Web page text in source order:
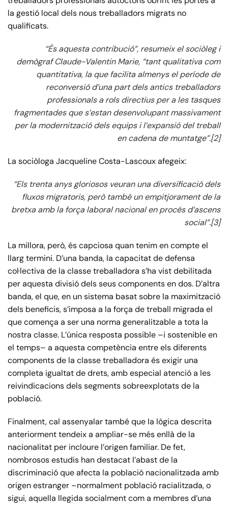
la gestió local dels nous treballadors migrats no
qualificats.
“És aquesta contribució”, resumeix el sociòleg i
demògraf Claude-Valentin Marie, “tant qualitativa com
quantitativa, la que facilita almenys el període de
reconversió d’una part dels antics treballadors
professionals a rols directius per a les tasques
fragmentades que s’estan desenvolupant massivament
per la modernització dels equips i l’expansió del treball
en cadena de muntatge”.[2]
La sociòloga Jacqueline Costa-Lascoux afegeix:
“Els trenta anys gloriosos veuran una diversificació dels
fluxos migratoris, però també un empitjorament de la
bretxa amb la força laboral nacional en procés d’ascens
social”.[3]
La millora, però, és capciosa quan tenim en compte el
llarg termini. D’una banda, la capacitat de defensa
col·lectiva de la classe treballadora s’ha vist debilitada
per aquesta divisió dels seus components en dos. D’altra
banda, el que, en un sistema basat sobre la maximització
dels beneficis, s’imposa a la força de treball migrada el
que comença a ser una norma generalitzable a tota la
nostra classe. L’única resposta possible –i sostenible en
el temps– a aquesta competència entre els diferents
components de la classe treballadora és exigir una
completa igualtat de drets, amb especial atenció a les
reivindicacions dels segments sobreexplotats de la
població.
Finalment, cal assenyalar també que la lògica descrita
anteriorment tendeix a ampliar-se més enllà de la
nacionalitat per incloure l’origen familiar. De fet,
nombrosos estudis han destacat l’abast de la
discriminació que afecta la població nacionalitzada amb
origen estranger –normalment població racialitzada, o
sigui, aquella llegida socialment com a membres d’una